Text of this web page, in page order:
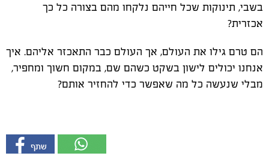
בשבי, תינוקות שכל חייהם נלקחו מהם בצורה כל כך
אכזרית?
הם טרם גילו את העולם, אך העולם כבר התאכזר אליהם. איך
אנחנו יכולים לישון בשקט כשהם שם, במקום חשוך ומחפיר,
מבלי שנעשה כל מה שאפשר כדי להחזיר אותם?